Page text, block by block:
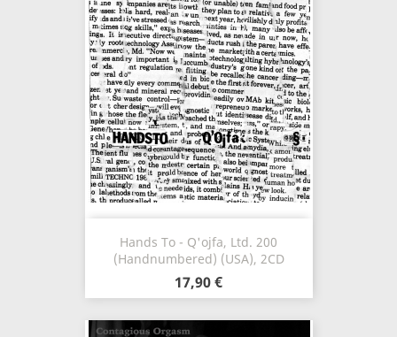
Hands To - Q'ojfa, Ltd. 200
(Handnumbered) (USA), 2CD
17,90 €